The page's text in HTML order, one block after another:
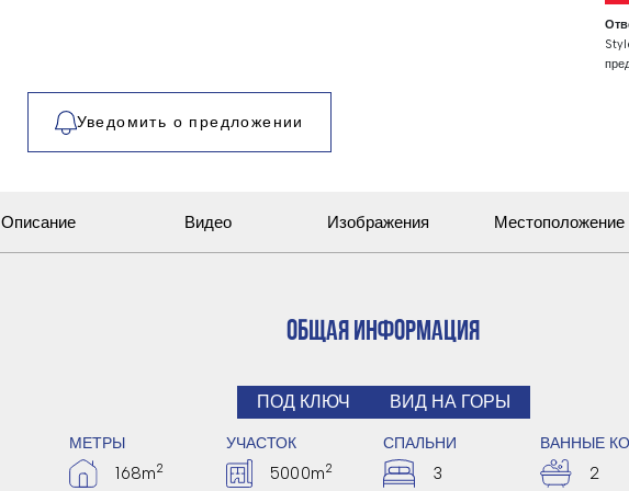
Уведомить о предложении
Описание Видео Изображения Местоположение
ОБЩАЯ ИНФОРМАЦИЯ
ПОД КЛЮЧ ВИД НА ГОРЫ
МЕТРЫ
168m2
УЧАСТОК
5000m2
СПАЛЬНИ
3
ВАННЫЕ
2